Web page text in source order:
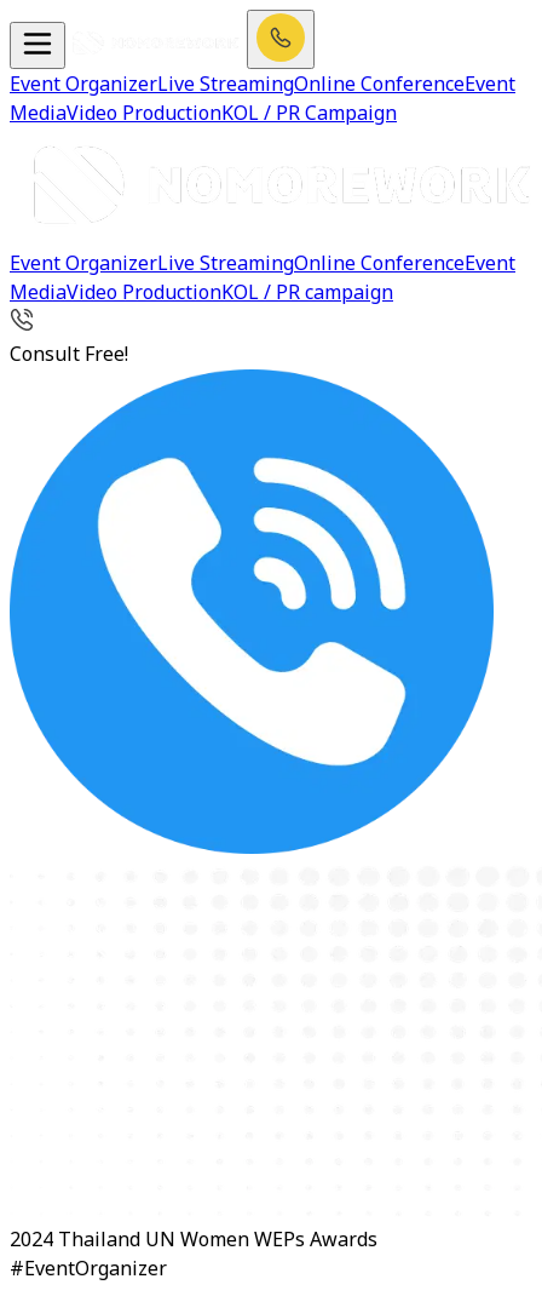
Event OrganizerLive StreamingOnline ConferenceEvent
MediaVideo ProductionKOL / PR Campaign
Event OrganizerLive StreamingOnline ConferenceEvent
MediaVideo ProductionKOL / PR campaign
Consult Free!
2024 Thailand UN Women WEPs Awards
#EventOrganizer